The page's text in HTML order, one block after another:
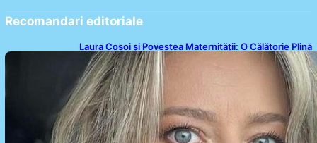
Recomandari editoriale
Laura Cosoi și Povestea Maternității: O Călătorie Plină
de Dragoste și Provocări